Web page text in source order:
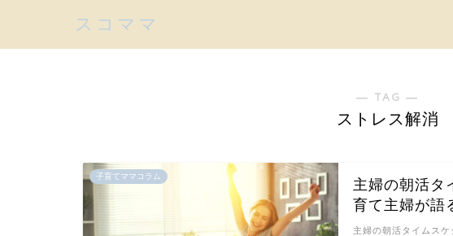
スコママ
― TAG ―
ストレス解消
子育てママコラム
主婦の朝活タ
育て主婦が語
主婦の朝活タイムス